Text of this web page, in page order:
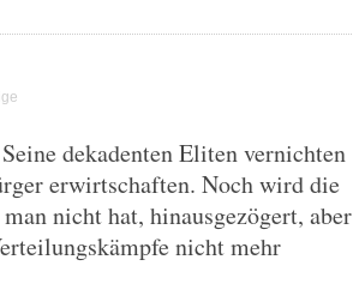
dekadenten Eliten vernichten
erwirtschaften. Noch wird die
nicht hat, hinausgezögert, aber
nicht mehr